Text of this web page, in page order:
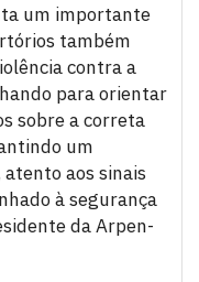
um importante
também
contra a
para orientar
sobre a correta
um
aos sinais
à segurança
da Arpen-